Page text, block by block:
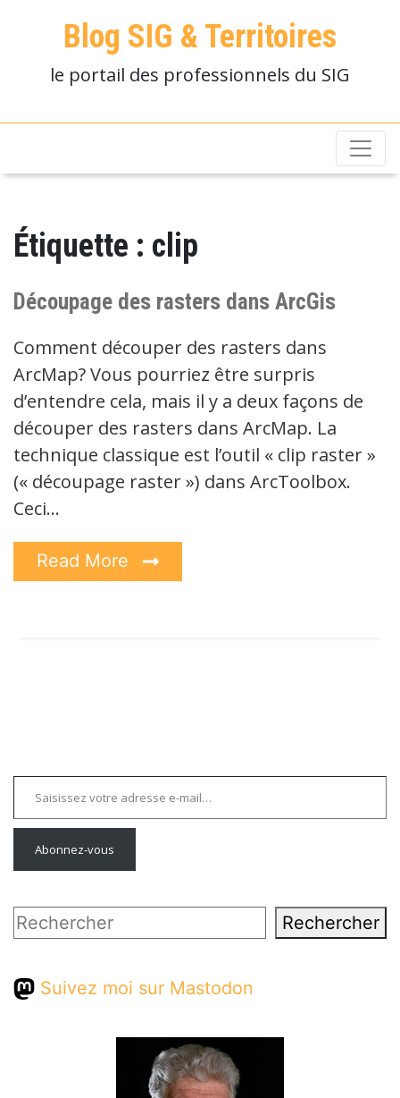
Blog SIG & Territoires
le portail des professionnels du SIG
Étiquette : clip
Découpage des rasters dans ArcGis
Comment découper des rasters dans
ArcMap? Vous pourriez être surpris
d’entendre cela, mais il y a deux façons de
découper des rasters dans ArcMap. La
technique classique est l’outil « clip raster »
(« découpage raster ») dans ArcToolbox.
Ceci…
Read More
Saisissez votre adresse e-mail…
Abonnez-vous
Rechercher Rechercher
Suivez moi sur Mastodon